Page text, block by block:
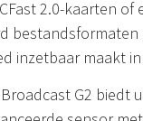
2.0-kaarten
bestandsformaten
inzetbaar maakt
Broadcast G2